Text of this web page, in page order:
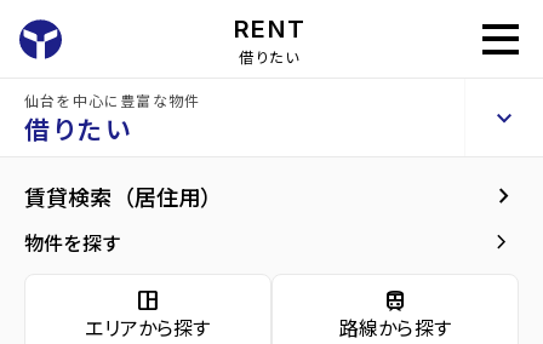
RENT
借りたい
仙台を中心に豊富な物件
借りたい keyboard_arrow_up
賃貸検索（居住用） keyboard_arrow_right
物件を探す keyboard_arrow_right
space_dashboard
エリアから探す
train
路線から探す
賃貸マンション YSKコーポ卸町
建物概要
現在募集中の物件arrow_forward
YSKコーポ卸町